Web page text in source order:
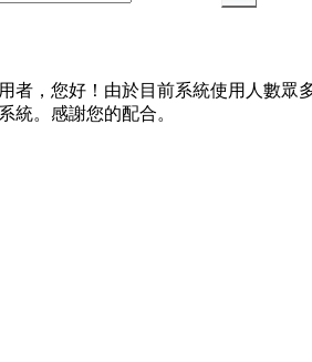
者，您好！由於目前系統使用人數眾
統。感謝您的配合。